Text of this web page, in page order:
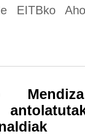
EITBko